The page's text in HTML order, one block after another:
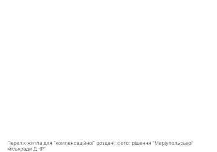
Перелік житла для “компенсаційної” роздачі, фото: рішення “Маріупольської
міськради ДНР”